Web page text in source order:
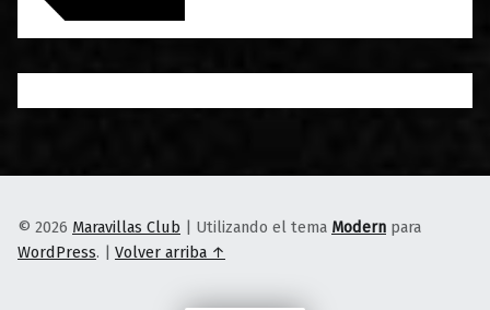
© 2026 Maravillas Club Utilizando el tema Modern para
WordPress. Volver arriba ↑